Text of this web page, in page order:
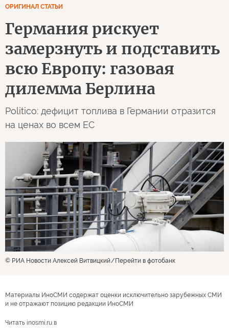
ОРИГИНАЛ СТАТЬИ
Германия рискует
замерзнуть и подставить
всю Европу: газовая
дилемма Берлина
Politico: дефицит топлива в Германии отразится
на ценах во всем ЕС
© РИА Новости Алексей Витвицкий Перейти в фотобанк
Материалы ИноСМИ содержат оценки исключительно зарубежных СМИ
и не отражают позицию редакции ИноСМИ
Читать inosmi.ru в